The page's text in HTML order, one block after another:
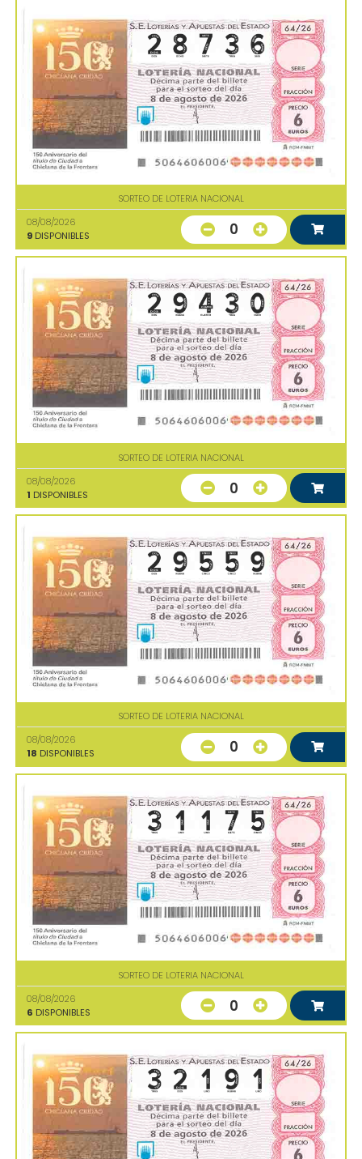
SORTEO DE LOTERIA NACIONAL
08/08/2026
9 DISPONIBLES 0
SORTEO DE LOTERIA NACIONAL
08/08/2026
1 DISPONIBLES 0
SORTEO DE LOTERIA NACIONAL
08/08/2026
18 DISPONIBLES 0
SORTEO DE LOTERIA NACIONAL
08/08/2026
6 DISPONIBLES 0